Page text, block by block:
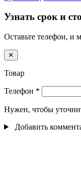
Узнать срок и
Оставьте телефон, и
✕
Товар
Телефон *
Нужен, чтобы
Добавить